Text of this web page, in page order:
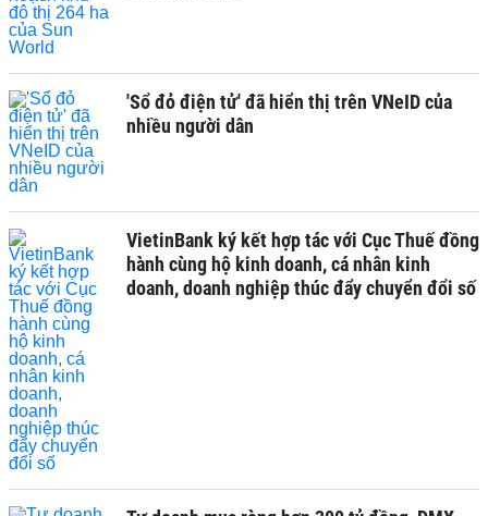
'Sổ đỏ điện tử' đã hiển thị trên VNeID của
nhiều người dân
VietinBank ký kết hợp tác với Cục Thuế đồng
hành cùng hộ kinh doanh, cá nhân kinh
doanh, doanh nghiệp thúc đẩy chuyển đổi số